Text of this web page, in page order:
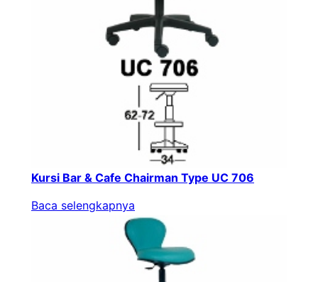
Kursi Bar & Cafe Chairman Type UC 706
Baca selengkapnya